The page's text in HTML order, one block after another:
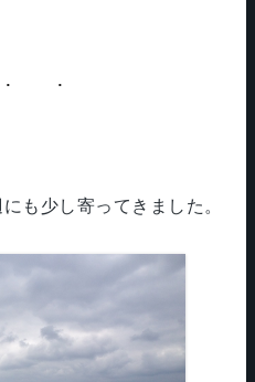
も少し寄ってきました。